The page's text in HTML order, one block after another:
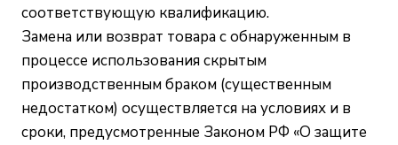
соответствующую квалификацию.
Замена или возврат товара с обнаруженным в
процессе использования скрытым
производственным браком (существенным
недостатком) осуществляется на условиях и в
сроки, предусмотренные Законом РФ «О защите